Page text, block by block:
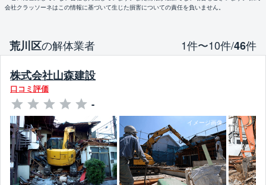
会社クラッソーネはこの情報に基づいて生じた損害についての責任を負いません。
荒川区の解体業者 1件〜10件/46件
株式会社山森建設
口コミ評価
-